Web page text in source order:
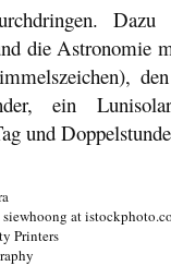
die Astronomie
ein
und
at
Printers